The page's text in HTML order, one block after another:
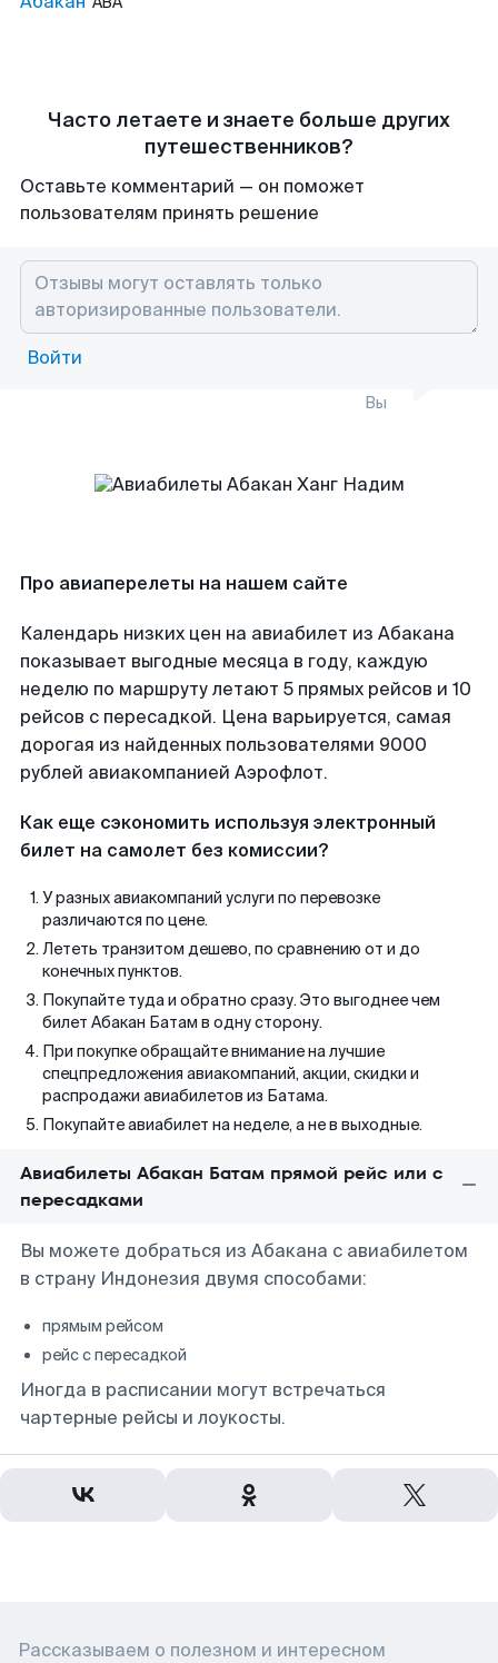
Часто летаете и знаете больше других
путешественников?
Оставьте комментарий — он поможет
пользователям принять решение
Войти
Вы
Про авиаперелеты на нашем сайте
Календарь низких цен на авиабилет из Абакана
показывает выгодные месяца в году, каждую
неделю по маршруту летают 5 прямых рейсов и 10
рейсов с пересадкой. Цена варьируется, самая
дорогая из найденных пользователями 9000
рублей авиакомпанией Аэрофлот.
Как еще сэкономить используя электронный
билет на самолет без комиссии?
У разных авиакомпаний услуги по перевозке
различаются по цене.
Лететь транзитом дешево, по сравнению от и до
конечных пунктов.
Покупайте туда и обратно сразу. Это выгоднее чем
билет Абакан Батам в одну сторону.
При покупке обращайте внимание на лучшие
спецпредложения авиакомпаний, акции, скидки и
распродажи авиабилетов из Батама.
Покупайте авиабилет на неделе, а не в выходные.
Авиабилеты Абакан Батам прямой рейс или с
пересадками
Вы можете добраться из Абакана с авиабилетом
в страну Индонезия двумя способами:
прямым рейсом
рейс с пересадкой
Иногда в расписании могут встречаться
чартерные рейсы и лоукосты.
Рассказываем о полезном и интересном